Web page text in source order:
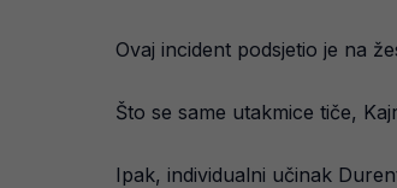
Ovaj incident podsjetio je na
Što se same utakmice tiče,
Ipak, individualni učinak